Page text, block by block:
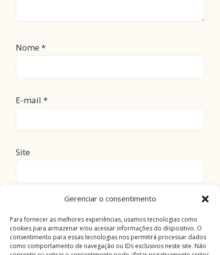
Gerenciar o consentimento
Para fornecer as melhores experiências, usamos tecnologias como
cookies para armazenar e/ou acessar informações do dispositivo. O
consentimento para essas tecnologias nos permitirá processar dados
como comportamento de navegação ou IDs exclusivos neste site. Não
Nome*
E-mail *
Site
Salvar meus dados neste navegador para a
próxima vez que eu comentar.